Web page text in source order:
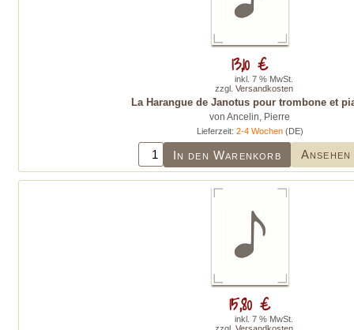
La Harangue de Janotus pour trombone et
von Ancelin, Pierre
Lieferzeit: 2-4 Wochen(DE)
In den Warenkorb Ansehen
13,10 €
inkl. 7 % MwSt.
zzgl. Versandkosten
15,80 €
inkl. 7 % MwSt.